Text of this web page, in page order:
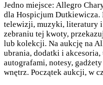
Jedno miejsce: Allegro
dla Hospicjum
telewizji, muzyki, literatury i
zebraniu tej kwoty,
lub kolekcji. Na aukcję na
ubrania, dodatki i
autografami, notesy,
wnętrz. Początek aukcji, w